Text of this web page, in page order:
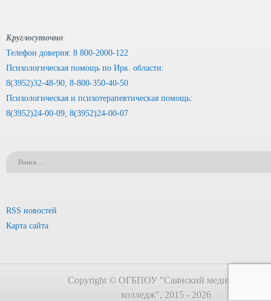
Круглосуточно:
Телефон доверия: 8 800-2000-122
Психологическая помощь по Ирк. области:
8(3952)32-48-90, 8-800-350-40-50
Психологическая и психотерапевтическая помощь:
8(3952)24-00-09, 8(3952)24-00-07
RSS новостей
Карта сайта
Copyright © ОГБПОУ "Саянский медицинский
колледж", 2015 - 2026